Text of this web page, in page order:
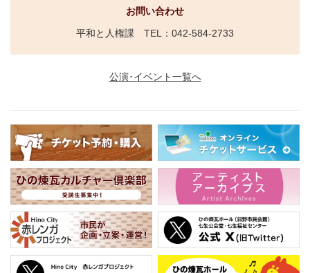
お問い合わせ
平和と人権課 TEL：042-584-2733
公演･イベント一覧へ